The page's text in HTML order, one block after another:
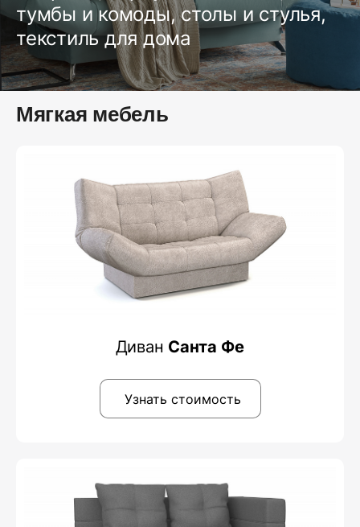
тумбы и комоды, столы и стулья,
текстиль для дома
Мягкая мебель
Диван Санта Фе
Узнать стоимость